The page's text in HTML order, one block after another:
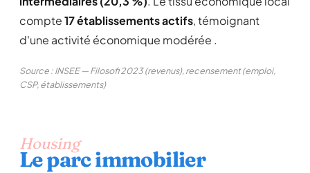
compte17 établissements actifs, témoignant
d'une activité économique modérée .
Source : INSEE — Filosofi 2023 (revenus), recensement (emploi,
CSP, établissements)
Housing
Le parc immobilier